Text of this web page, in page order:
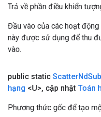
Trả về phần điều khiển
Đầu vào của các hoạt
này được sử dụng để thu
vào.
public static ScatterNdSub
hạng <U>, cập nhật Toán
Phương thức gốc để tạo